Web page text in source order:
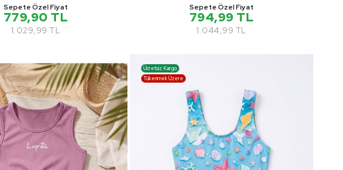
Sepete Özel Fiyat
779,90 TL
1.029,99 TL
Sepete Özel Fiyat
794,99 TL
1.044,99 TL
Ücretsiz Kargo
Tükenmek Üzere